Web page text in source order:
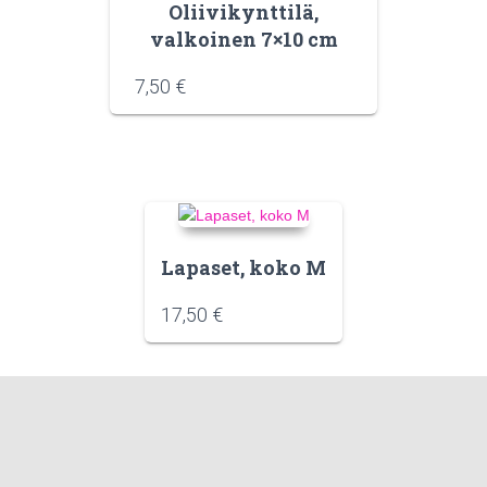
Oliivikynttilä,
valkoinen 7×10 cm
7,50 €
Lapaset, koko M
17,50 €